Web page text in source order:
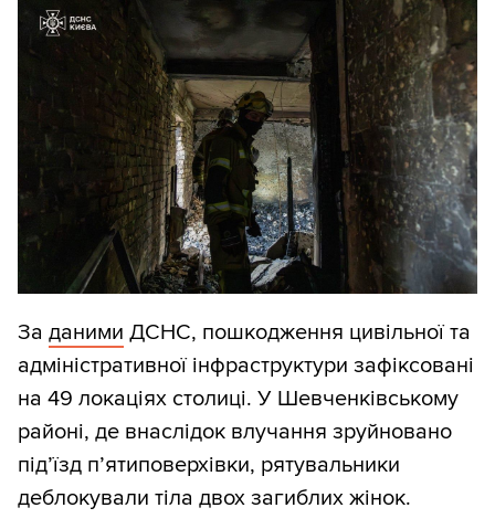
За даними ДСНС, пошкодження цивільної та
адміністративної інфраструктури зафіксовані
на 49 локаціях столиці. У Шевченківському
районі, де внаслідок влучання зруйновано
під’їзд п’ятиповерхівки, рятувальники
деблокували тіла двох загиблих жінок.